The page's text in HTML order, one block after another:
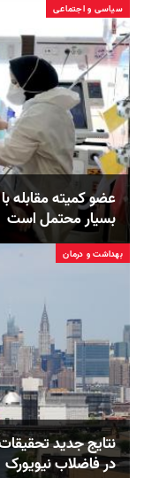
سیاسی و اجتماعی
بسیار محتمل است
بهداشت و درمان
در فاضلاب نیویورک